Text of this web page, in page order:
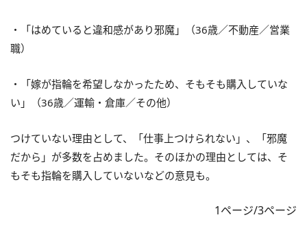
・「はめていると違和感があり邪魔」（36歳／不動産／営業
職）
・「嫁が指輪を希望しなかったため、そもそも購入していな
い」（36歳／運輸・倉庫／その他）
つけていない理由として、「仕事上つけられない」、「邪魔
だから」が多数を占めました。そのほかの理由としては、そ
もそも指輪を購入していないなどの意見も。
1ページ/3ページ